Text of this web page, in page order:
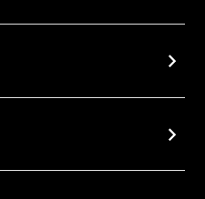
chevron_right
chevron_right